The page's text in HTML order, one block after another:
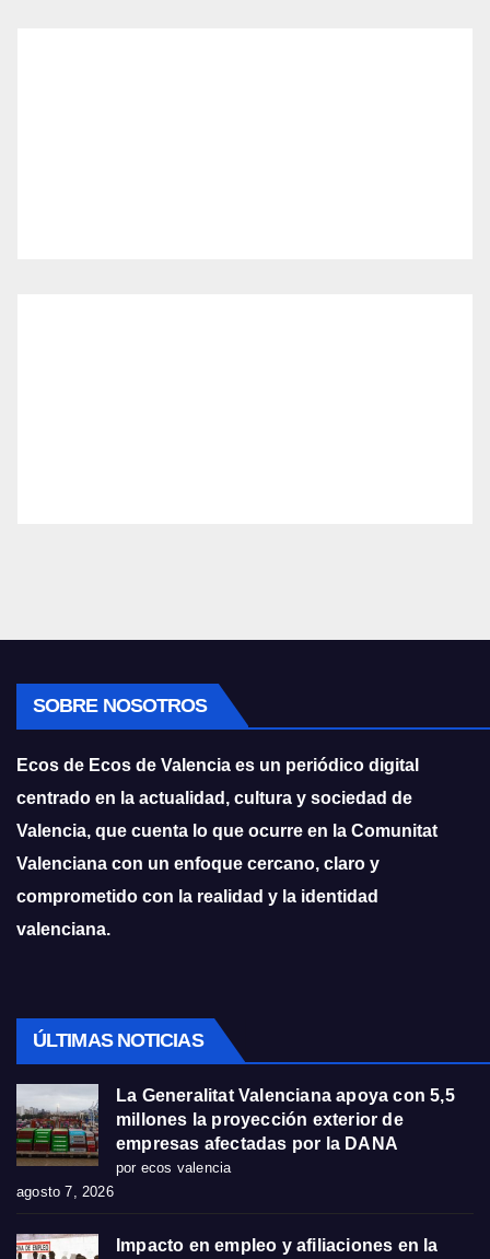
SOBRE NOSOTROS
Ecos de Ecos de Valencia es un periódico digital
centrado en la actualidad, cultura y sociedad de
Valencia, que cuenta lo que ocurre en la Comunitat
Valenciana con un enfoque cercano, claro y
comprometido con la realidad y la identidad
valenciana.
ÚLTIMAS NOTICIAS
La Generalitat Valenciana apoya con 5,5
millones la proyección exterior de
empresas afectadas por la DANA
por ecos valencia
agosto 7, 2026
Impacto en empleo y afiliaciones en la